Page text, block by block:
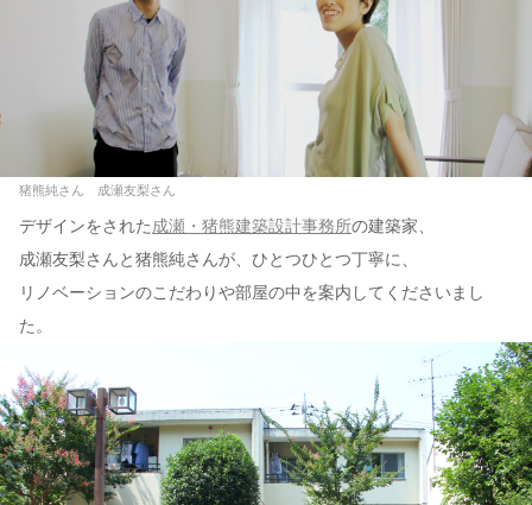
猪熊純さん 成瀬友梨さん
デザインをされた 成瀬・猪熊建築設計事務所の建築家、
成瀬友梨さんと猪熊純さんが、ひとつひとつ丁寧に、
リノベーションのこだわりや部屋の中を案内してくださいまし
た。